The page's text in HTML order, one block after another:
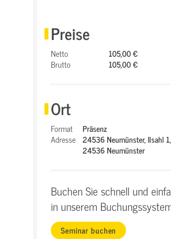
Preise
Netto
105,00 €
Brutto
105,00 €
Ort
Format
Präsenz
Adresse 24536 Neumünster,Ilsahl 1,
24536 Neumünster
Buchen Sie schnell und
in unserem
Seminar buchen